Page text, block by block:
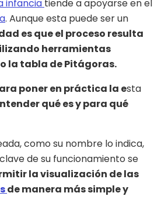
infancia tiende a apoyarse en el
. Aunque esta puede ser un
es que el proceso resulta
herramientas
la tabla de Pitágoras.
poner en práctica la esta
qué es y para qué
como su nombre lo indica,
clave de su funcionamiento se
la visualización de las
de manera más simple y